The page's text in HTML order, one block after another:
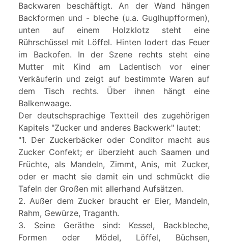
Backwaren beschäftigt. An der Wand hängen
Backformen und - bleche (u.a. Guglhupfformen),
unten auf einem Holzklotz steht eine
Rührschüssel mit Löffel. Hinten lodert das Feuer
im Backofen. In der Szene rechts steht eine
Mutter mit Kind am Ladentisch vor einer
Verkäuferin und zeigt auf bestimmte Waren auf
dem Tisch rechts. Über ihnen hängt eine
Balkenwaage.
Der deutschsprachige Textteil des zugehörigen
Kapitels "Zucker und anderes Backwerk" lautet:
"1. Der Zuckerbäcker oder Conditor macht aus
Zucker Confekt; er überzieht auch Saamen und
Früchte, als Mandeln, Zimmt, Anis, mit Zucker,
oder er macht sie damit ein und schmückt die
Tafeln der Großen mit allerhand Aufsätzen.
2. Außer dem Zucker braucht er Eier, Mandeln,
Rahm, Gewürze, Traganth.
3. Seine Geräthe sind: Kessel, Backbleche,
Formen oder Mödel, Löffel, Büchsen,